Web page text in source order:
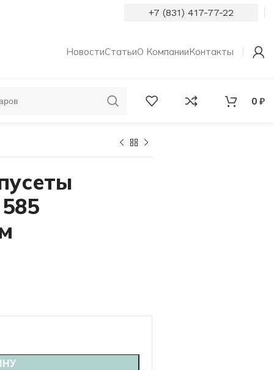
+7 (831) 417-77-22
НовостиСтатьиО КомпанииКонтакты
ОБРУЧАЛЬНЫЕ
КОЛЬЦА С
0 ₽